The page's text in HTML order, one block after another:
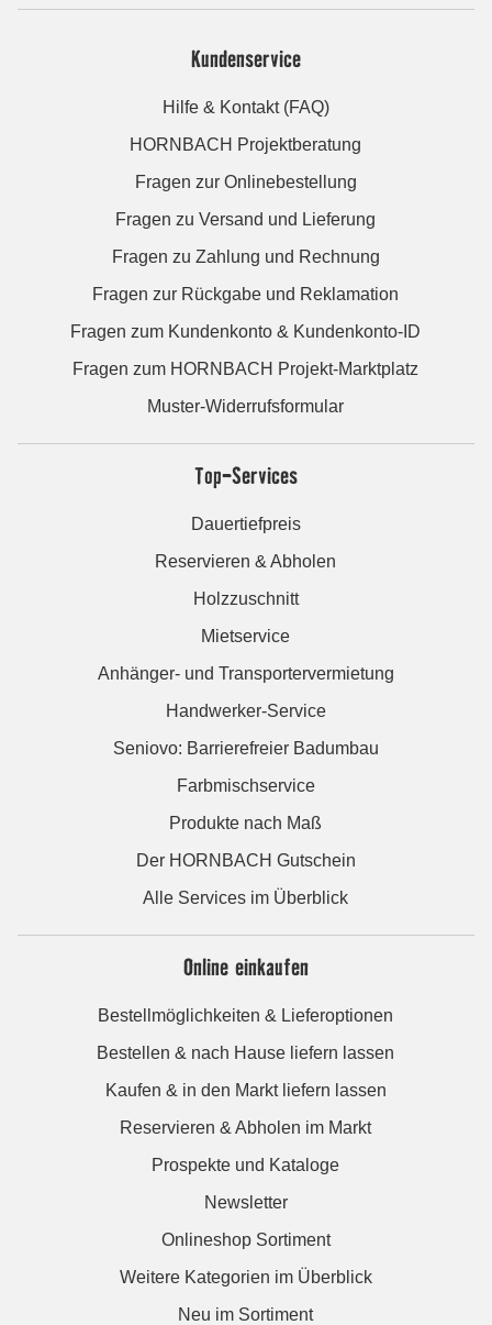
Kundenservice
Hilfe & Kontakt (FAQ)
HORNBACH Projektberatung
Fragen zur Onlinebestellung
Fragen zu Versand und Lieferung
Fragen zu Zahlung und Rechnung
Fragen zur Rückgabe und Reklamation
Fragen zum Kundenkonto & Kundenkonto-ID
Fragen zum HORNBACH Projekt-Marktplatz
Muster-Widerrufsformular
Top-Services
Dauertiefpreis
Reservieren & Abholen
Holzzuschnitt
Mietservice
Anhänger- und Transportervermietung
Handwerker-Service
Seniovo: Barrierefreier Badumbau
Farbmischservice
Produkte nach Maß
Der HORNBACH Gutschein
Alle Services im Überblick
Online einkaufen
Bestellmöglichkeiten & Lieferoptionen
Bestellen & nach Hause liefern lassen
Kaufen & in den Markt liefern lassen
Reservieren & Abholen im Markt
Prospekte und Kataloge
Newsletter
Onlineshop Sortiment
Weitere Kategorien im Überblick
Neu im Sortiment